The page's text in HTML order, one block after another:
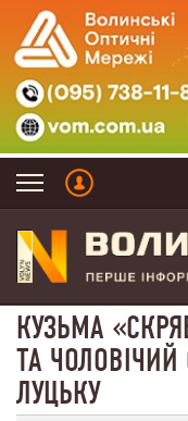
КУЗЬМА
ТА
ЛУЦЬКУ